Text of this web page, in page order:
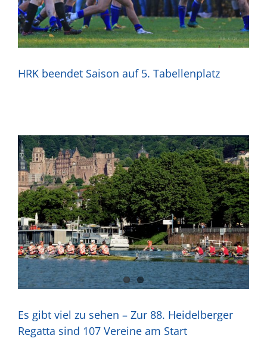
HRK beendet Saison auf 5. Tabellenplatz
Es gibt viel zu sehen – Zur 88. Heidelberger
Regatta sind 107 Vereine am Start